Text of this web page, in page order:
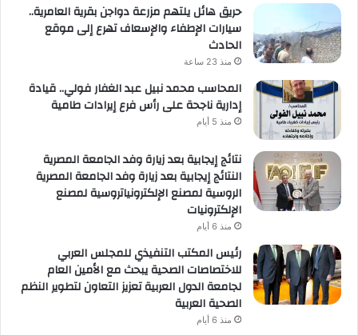
حريق هائل يلتهم مزرعة دواجن بقرية العامرية..
سيارات الإطفاء والإسعاف تهرع إلى موقع
الحادث
منذ 23 ساعة
المحاسب محمد نبيل عبد الغفار فولي.. قيادة
إدارية ناجحة على رأس فرع إيرادات طامية
منذ 5 أيام
نتائج إيجابية بعد زيارة وفد الجامعة المصرية
النتائج إيجابية بعد زيارة وفد الجامعة المصرية
الروسية لمصنع الإلكترونياتروسية لمصنع
الإلكترونيات
منذ 6 أيام
رئيس المكتب التنفيذي للمجلس العربي
للاختصاصات الصحية يبحث مع الأمين العام
لجامعة الدول العربية تعزيز التعاون لتطوير النظم
الصحية العربية
منذ 6 أيام